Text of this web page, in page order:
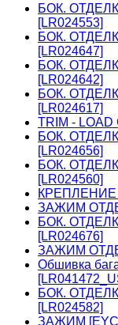
БОК.
[LR024553]
БОК.
[LR024647]
БОК.
[LR024642]
БОК.
[LR024617]
TRIM - LOAD
БОК.
[LR024656]
БОК.
[LR024560]
КРЕПЛЕНИЕ
ЗАЖИМ
БОК.
[LR024676]
ЗАЖИМ
Обшивка
БОК.
[LR024582]
ЗАЖИМ